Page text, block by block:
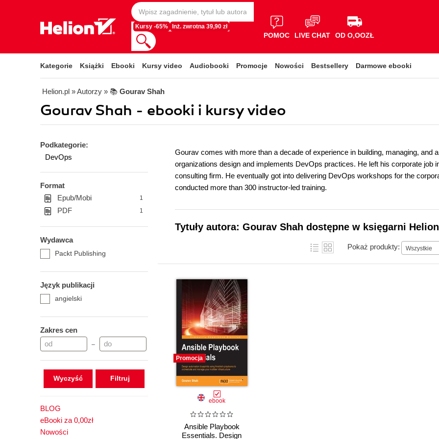
Kursy -65% Inż. zwrotna 39,90 zł
POMOC LIVE CHAT OD O,OOZŁ
Kategorie Książki Ebooki Kursy video Audiobooki Promocje Nowości Bestsellery Darmowe ebooki
Helion.pl » Autorzy » 📚 Gourav Shah
Gourav Shah - ebooki i kursy video
Podkategorie:
DevOps
Format
Epub/Mobi
1
PDF 1
Wydawca
Packt Publishing
Język publikacji
angielski
Zakres cen
–
Wyczyść
BLOG
eBooki za 0,00zł
Nowości
Gourav comes with more than a decade of experience in building, managing, and
organizations design and implements DevOps practices. He left his corporate job
consulting firm. He eventually got into delivering DevOps workshops for the
conducted more than 300 instructor-led training.
Tytuły autora: Gourav Shah dostępne w księgarni Helion
Pokaż produkty: Wszystkie
Promocja
ebook
Ansible Playbook
Essentials. Design